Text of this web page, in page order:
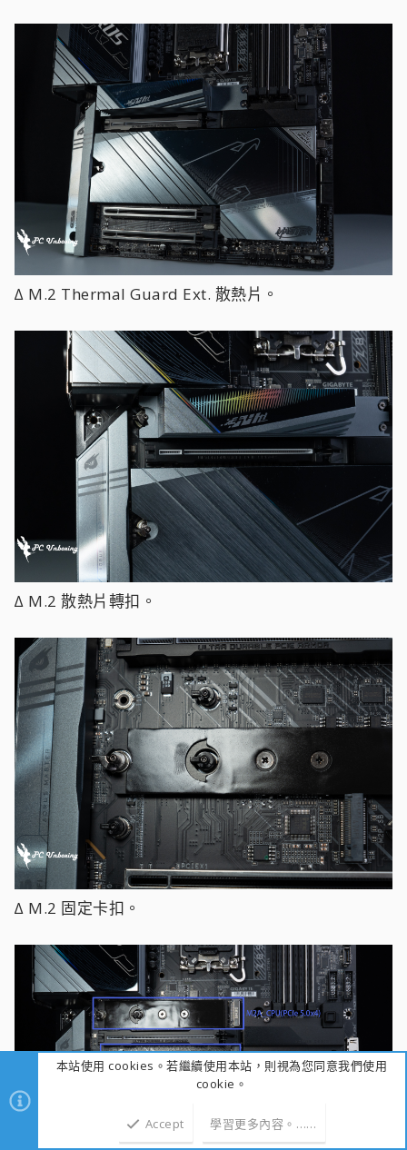
∆ M.2 Thermal Guard Ext. 散熱片。
∆ M.2 散熱片轉扣。
∆ M.2 固定卡扣。
本站使用 cookies。若繼續使用本站，則視為您同意我們使用
cookie。
Accept 學習更多內容。……